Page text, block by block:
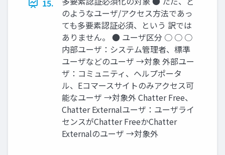
15.
のようなユーザ/アクセス方法であっ
ても多要素認証必須、という 訳では
ありません。 ● ユーザ区分 ○ ○ ○
内部ユーザ：システム管理者、標準
ユーザなどのユーザ →対象 外部ユー
ザ：コミュニティ、ヘルプポータ
ル、Eコマースサイトのみアクセス可
能なユーザ →対象外 Chatter Free、
Chatter Externalユーザ：ユーザライ
センスがChatter FreeかChatter
Externalのユーザ →対象外